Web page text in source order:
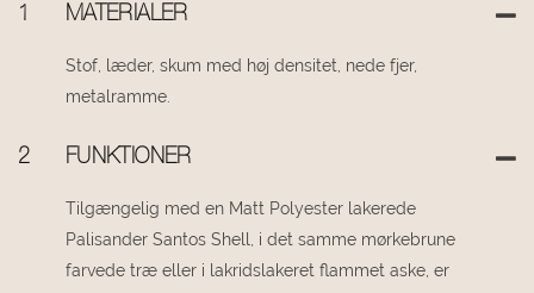
1 MATERIALER
Stof, læder, skum med høj densitet, nede fjer,
metalramme.
2 FUNKTIONER
Tilgængelig med en Matt Polyester lakerede
Palisander Santos Shell, i det samme mørkebrune
farvede træ eller i lakridslakeret flammet aske, er